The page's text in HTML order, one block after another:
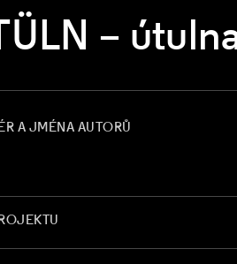
–
A JMÉNA AUTORŮ